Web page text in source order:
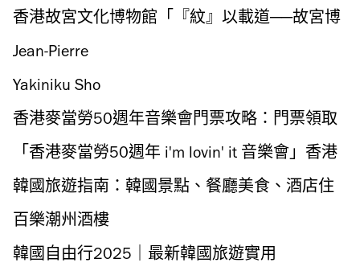
香港故宮文化博物館「『紋』以載道──故宮博
物院沉浸式數字體驗展」
Jean-Pierre
Yakiniku Sho
香港麥當勞50週年音樂會門票攻略：門票領取
方法、時間、演唱會日期
「香港麥當勞50週年 i'm lovin' it 音樂會」香港
麥當勞50週年音樂會
韓國旅遊指南：韓國景點、餐廳美食、酒店住
宿推介
百樂潮州酒樓
韓國自由行2025｜最新韓國旅遊實用